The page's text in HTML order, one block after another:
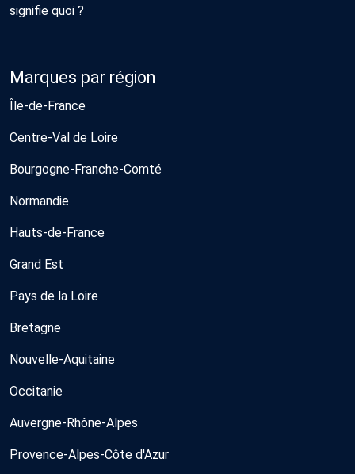
signifie quoi ?
Marques par région
Île-de-France
Centre-Val de Loire
Bourgogne-Franche-Comté
Normandie
Hauts-de-France
Grand Est
Pays de la Loire
Bretagne
Nouvelle-Aquitaine
Occitanie
Auvergne-Rhône-Alpes
Provence-Alpes-Côte d'Azur